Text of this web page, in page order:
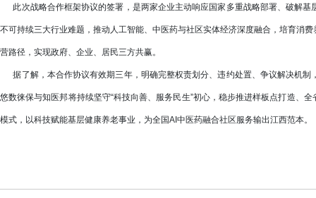
此次战略合作框架协议的签署，是两家企业主动响应国家多重战略部署、破解基
不可持续三大行业难题，推动人工智能、中医药与社区实体经济深度融合，培育消
营路径，实现政府、企业、居民三方共赢。
据了解，本合作协议有效期三年，明确完整权责划分、违约处置、争议解决机制
悠数徕保与知医邦将持续坚守“科技向善、服务民生”初心，稳步推进样板点打造、
模式，以科技赋能基层健康养老事业，为全国AI中医药融合社区服务输出江西范本。